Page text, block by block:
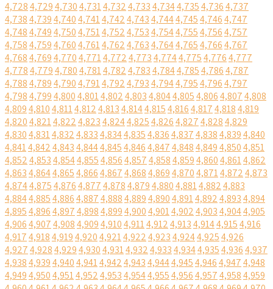
4,7284,7294,7304,7314,7324,7334,7344,7354,7364,737
4,7384,7394,7404,7414,7424,7434,7444,7454,7464,747
4,7484,7494,7504,7514,7524,7534,7544,7554,7564,757
4,7584,7594,7604,7614,7624,7634,7644,7654,7664,767
4,7684,7694,7704,7714,7724,7734,7744,7754,7764,777
4,7784,7794,7804,7814,7824,7834,7844,7854,7864,787
4,7884,7894,7904,7914,7924,7934,7944,7954,7964,797
4,7984,7994,8004,8014,8024,8034,8044,8054,8064,8074,808
4,8094,8104,8114,8124,8134,8144,8154,8164,8174,8184,819
4,8204,8214,8224,8234,8244,8254,8264,8274,8284,829
4,8304,8314,8324,8334,8344,8354,8364,8374,8384,8394,840
4,8414,8424,8434,8444,8454,8464,8474,8484,8494,8504,851
4,8524,8534,8544,8554,8564,8574,8584,8594,8604,8614,862
4,8634,8644,8654,8664,8674,8684,8694,8704,8714,8724,873
4,8744,8754,8764,8774,8784,8794,8804,8814,8824,883
4,8844,8854,8864,8874,8884,8894,8904,8914,8924,8934,894
4,8954,8964,8974,8984,8994,9004,9014,9024,9034,9044,905
4,9064,9074,9084,9094,9104,9114,9124,9134,9144,9154,916
4,9174,9184,9194,9204,9214,9224,9234,9244,9254,926
4,9274,9284,9294,9304,9314,9324,9334,9344,9354,9364,937
4,9384,9394,9404,9414,9424,9434,9444,9454,9464,9474,948
4,9494,9504,9514,9524,9534,9544,9554,9564,9574,9584,959